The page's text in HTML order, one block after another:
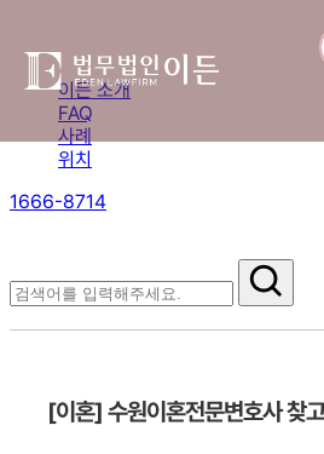
이든 소개
FAQ
사례
위치
1666-8714
[이혼] 수원이혼전문변호사 찾